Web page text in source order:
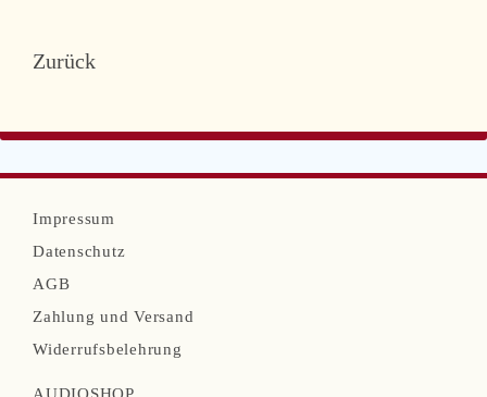
Zurück
N
a
v
i
g
Impressum
Datenschutz
AGB
Zahlung und Versand
Widerrufsbelehrung
AUDIOSHOP